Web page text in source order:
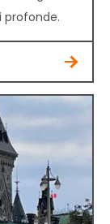
profonde.